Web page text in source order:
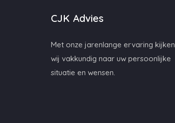
CJK Advies
Met onze jarenlange ervaring kijken
wij vakkundig naar uw persoonlijke
situatie en wensen.